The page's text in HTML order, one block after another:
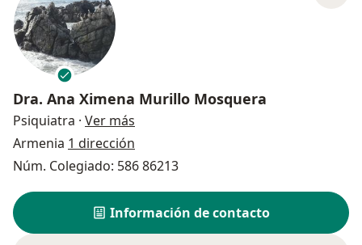
Dra. Ana Ximena Murillo Mosquera
Psiquiatra · Ver más
Armenia 1 dirección
Núm. Colegiado: 586 86213
Información de contacto